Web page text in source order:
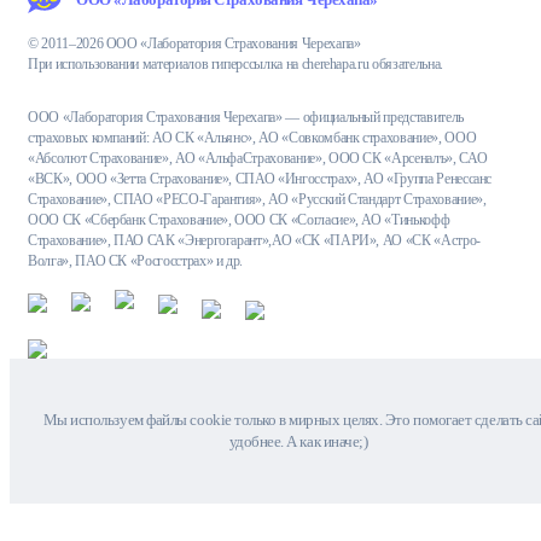
Интеза банк
Интерпрогрессбанк
КОШЕЛЕВ-БАНК
Кредит Европа Банк
Левобережный
Металлинвестбанк
Московский Индустриальный
банк
Московский кредитный банк
Москоммерцбанк
© 2011–2026 ООО «Лаборатория Страхования Черехапа»
При использовании материалов гиперссылка на cherehapa.ru обязательна.
ООО «Лаборатория Страхования Черехапа» — официальный представитель
страховых компаний: АО СК «Альянс», АО «Совкомбанк страхование», ООО
«Абсолют Страхование», АО «АльфаСтрахование», ООО СК «Арсеналъ», САО
«ВСК», ООО «Зетта Страхование», СПАО «Ингосстрах», АО «Группа Ренессанс
Страхование», СПАО «РЕСО-Гарантия», АО «Русский Стандарт Страхование»,
ООО СК «Сбербанк Страхование», ООО СК «Согласие», АО «Тинькофф
Страхование», ПАО САК «Энергогарант»,АО «СК «ПАРИ», АО «СК «Астро-
Волга», ПАО СК «Росгосстрах» и др.
Мы используем файлы cookie только в мирных целях. Это помогает сделать
удобнее. А как иначе;)